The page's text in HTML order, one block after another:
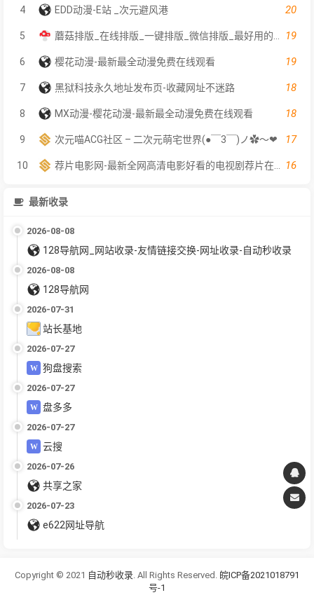
4 EDD动漫-E站 _次元避风港 20
5 19
6 樱花动漫-最新最全动漫免费在线观看 19
7 黑狱科技永久地址发布页-收藏网址不迷路 18
8 MX动漫-樱花动漫-最新最全动漫免费在线观看 18
9 次元喵ACG社区 – 二次元萌宅世界(●￣3￣)ノ✿～❤ 17
10 16
最新收录
2026-08-08
128导航网_网站收录-友情链接交换-网址收录-自动秒收录
2026-08-08
128导航网
2026-07-31
站长基地
2026-07-27
狗盘搜索
2026-07-27
盘多多
2026-07-27
云搜
2026-07-26
共享之家
2026-07-23
e622网址导航
Copyright © 2021 自动秒收录 . All Rights Reserved. 皖ICP备2021018791
号-1